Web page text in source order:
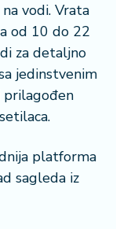
vodi. Vrata
od 10 do 22
za detaljno
jedinstvenim
platforma
sagleda iz